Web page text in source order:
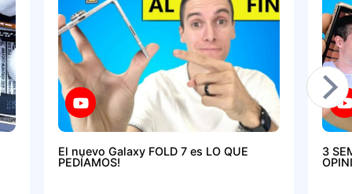
El nuevo Galaxy FOLD 7 es LO QUE
PEDÍAMOS!
3